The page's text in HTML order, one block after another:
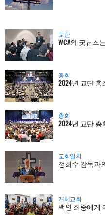
교단
WCA와 굿뉴스
총회
2024년 교단
총회
2024년 교단
교회일치
정희수 감독과
개체교회
백인 회중에게